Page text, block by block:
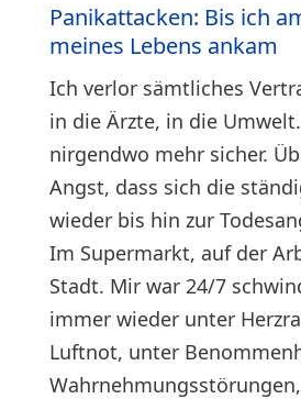
Panikattacken: Bis ich
meines Lebens ankam
Ich verlor sämtliches
in die Ärzte, in die
nirgendwo mehr sicher.
Angst, dass sich die
wieder bis hin zur
Im Supermarkt, auf der
Stadt. Mir war 24/7
immer wieder unter
Luftnot, unter